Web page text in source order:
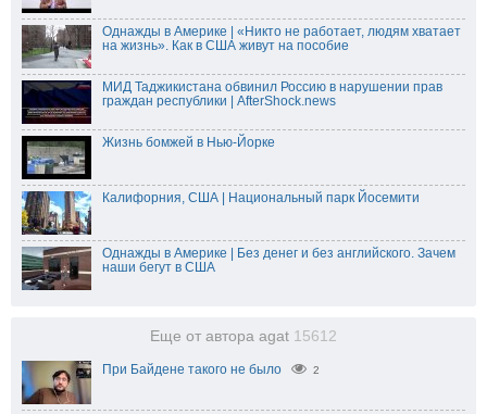
Однажды в Америке | «Никто не работает, людям хватает
на жизнь». Как в США живут на пособие
МИД Таджикистана обвинил Россию в нарушении прав
граждан республики | AfterShock.news
Жизнь бомжей в Нью-Йорке
Калифорния, США | Национальный парк Йосемити
Однажды в Америке | Без денег и без английского. Зачем
наши бегут в США
Еще от автора agat 15612
При Байдене такого не было 2